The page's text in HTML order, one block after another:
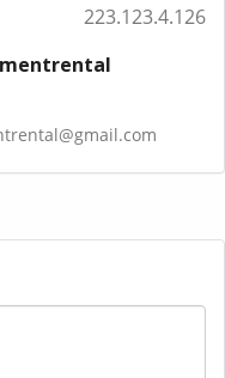
223.123.4.126